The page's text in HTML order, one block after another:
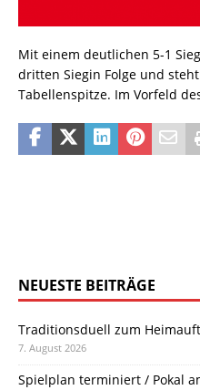
Mit einem deutlichen 5-1
dritten Siegin Folge und
Tabellenspitze. Im Vorfeld
NEUESTE BEITRÄGE
Traditionsduell zum
7. August 2026
Spielplan terminiert / Pokal